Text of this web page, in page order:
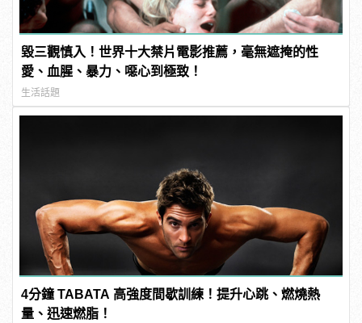
毀三觀慎入！世界十大禁片電影推薦，毫無遮掩的性
愛、血腥、暴力、噁心到極致！
生活話題
4分鐘 TABATA 高強度間歇訓練！提升心跳、燃燒熱
量、迅速燃脂！